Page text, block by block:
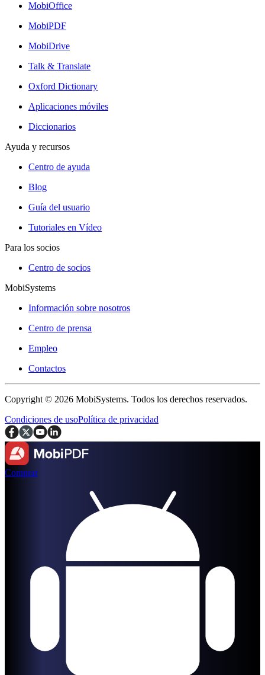
MobiOffice
MobiPDF
MobiDrive
Talk & Translate
Oxford Dictionary
Aplicaciones móviles
Diccionarios
Ayuda y recursos
Centro de ayuda
Blog
Guía del usuario
Tutoriales en Vídeo
Para los socios
Centro de socios
MobiSystems
Información sobre nosotros
Centro de prensa
Empleo
Contactos
Copyright © 2026 MobiSystems. Todos los derechos reservados.
Condiciones de usoPolítica de privacidad
Comprar